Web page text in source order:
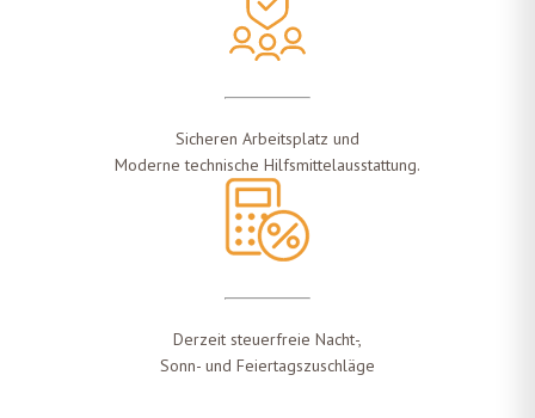
Sicheren Arbeitsplatz und
Moderne technische Hilfsmittelausstattung.
Derzeit steuerfreie Nacht-,
Sonn- und Feiertagszuschläge